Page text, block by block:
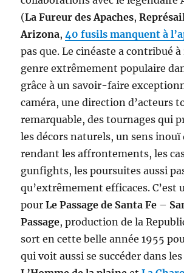
(La Fureur des Apaches,
Arizona,40 fusils manquent à
pas que. Le cinéaste a contribué
genre extrêmement populaire
grâce à un savoir-faire
caméra, une direction d’acteurs
remarquable, des tournages qui
les décors naturels, un sens
rendant les affrontements, les
gunfights, les poursuites aussi
qu’extrêmement efficaces. C’est
pourLe Passage de Santa Fe –
Passage, production de la
sort en cette belle année 1955
qui voit aussi se succéder dans